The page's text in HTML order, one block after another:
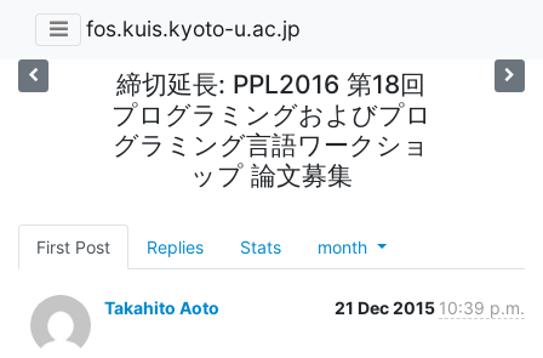
fos.kuis.kyoto-u.ac.jp
締切延長: PPL2016 第18回
プログラミングおよびプロ
グラミング言語ワークショ
ップ 論文募集
First Post Replies Stats month
Takahito Aoto 21 Dec 2015 10:39 p.m.